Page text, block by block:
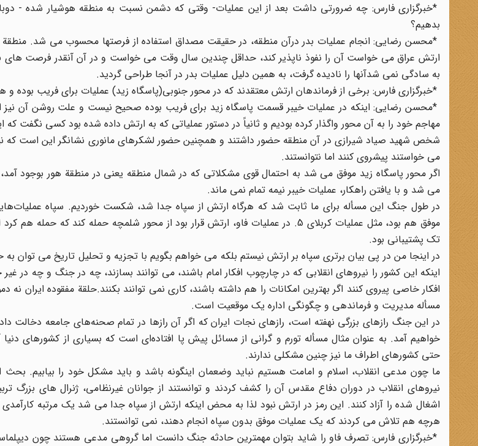
*خبرگزاری فارس: چه ضرورتی داشت بعد از این عملیات- وقتی که دشمن نسبت به منطقه هوشیار شده -
بدهیم؟
*محسن رضایی: انجام عملیات بدر درآن منطقه، در حقیقت مصداق استفاده از فرصتها محسوب می شد.
ارتش عراق می خواست آن را نفوذ ناپذیر کند، حداقل چندین سال وقت می خواست و در آن آنقدر فرصت های
به سادگی نمی شدآنها را نادیده گرفت، به همین دلیل عملیات بدر در آنجا طراحی گردید.
*خبرگزاری فارس: برخی از فرماندهان ارتش معتقدند که در محور جنوبی(پاسگاه زید) عملیات برای فریب
*محسن رضایی: اینکه در عملیات خیبر قسمت پاسگاه زید برای فریب بوده صحیح نیست و علت روشن آن نیز
مهاجم خود را به آن محور واگذار کرده بودیم و ثانیاً در دستور عملیاتی که به ارتش داده شده بود کسی نگفت
شخص شهید صیاد شیرازی در آن منطقه حضور داشتند و همچنین حضور لشکرهای مانوری نشانگر این است که
می خواستند پیشروی کنند اما نتوانستند.
اگر محور پاسگاه زید موفق می شد به احتمال قوی مشکلاتی که در شمال منطقه یعنی در منطقة هور بوجود
می شد و با یافتن راهکار، عملیات خیبر نیمه تمام نمی ماند.
در طول جنگ این مسأله برای ما ثابت شد که هرگاه ارتش از سپاه جدا شد، شکست خورد‌یم. سپاه
موفق هم بود، مثل عملیات کربلای 5. در عملیات فاو، ارتش قرار بود از محور شلمچه حمله کند که
تک پشتیبانی بود.
در اینجا من در پی بیان برتری سپاه بر ارتش نیستم بلکه می خواهم بگویم با تجزیه و تحلیل تاریخ می توان
اینکه این کشور را نیروهای انقلابی که در چارچوب افکار امام باشند، می توانند بسازند، چه در جنگ و چه در
افکار خاصی پیروی کنند اگر بهترین امکانات را هم داشته باشند، کاری نمی توانند بکنند.حلقة مفقوده ایران نه
مسأله مدیریت و فرماندهی و چگونگی اداره یک موقعیت است.
در این جنگ رازهای بزرگی نهفته است، رازهای نجات ایران که اگر آن رازها در تمام صحنه‌های جامعه دخالت
خواهیم آمد. به عنوان مثال مسأله تورم و گرانی از مسائل پیش پا افتاده‌ای است که بسیاری از کشورهای
حتی کشورهای اطراف ما نیز چنین مشکلی ندارند.
ما چون مدعی انقلاب، اسلام و امامت هستیم نباید وضعمان اینگونه باشد و باید مشکل خود را بیابیم.
نیروهای انقلاب در دوران دفاع مقدس آن را کشف کردند و توانستند از جوانان غیرنظامی، ژنرال های بزرگ
اشغال شده را آزاد کنند. این رمز در ارتش نبود لذا به محض اینکه ارتش از سپاه جدا می شد یک مرتبه
هرچه هم تلاش می کردند که یک عملیات موفق بدون سپاه انجام دهند، نمی توانستند.
*خبرگزاری فارس: تصرف فاو را شاید بتوان مهمترین حادثه جنگ دانست اما گروهی مدعی هستند چون